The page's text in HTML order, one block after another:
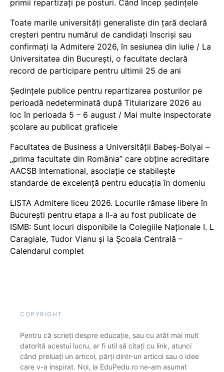
primii repartizați pe posturi. Când încep ședințele
Toate marile universități generaliste din țară declară
creșteri pentru numărul de candidați înscriși sau
confirmați la Admitere 2026, în sesiunea din iulie / La
Universitatea din București, o facultate declară
record de participare pentru ultimii 25 de ani
Ședințele publice pentru repartizarea posturilor pe
perioadă nedeterminată după Titularizare 2026 au
loc în perioada 5 – 6 august / Mai multe inspectorate
școlare au publicat graficele
Facultatea de Business a Universității Babeș-Bolyai –
„prima facultate din România” care obține acreditare
AACSB International, asociație ce stabilește
standarde de excelență pentru educația în domeniu
LISTA Admitere liceu 2026. Locurile rămase libere în
București pentru etapa a II-a au fost publicate de
ISMB: Sunt locuri disponibile la Colegiile Naționale I. L
Caragiale, Tudor Vianu și la Școala Centrală –
Calendarul complet
COPYRIGHT
Pentru că scrieți despre educație, sau cu atât mai mult
datorită acestui lucru, ar fi util să citați cu link, atunci
când preluați un articol, părți dintr-un articol sau o idee
care v-a inspirat. Noi, la EduPedu.ro ne-am asumat